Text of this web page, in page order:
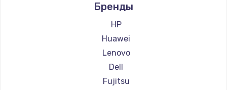
Бренды
HP
Huawei
Lenovo
Dell
Fujitsu